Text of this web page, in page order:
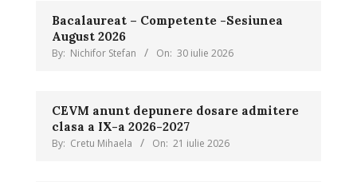
Bacalaureat – Competente -Sesiunea
August 2026
By: Nichifor Stefan On: 30 iulie 2026
CEVM anunt depunere dosare admitere
clasa a IX-a 2026-2027
By: Cretu Mihaela On: 21 iulie 2026